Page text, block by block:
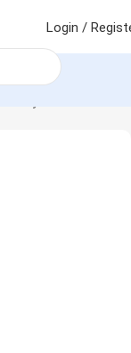
Login /
in”